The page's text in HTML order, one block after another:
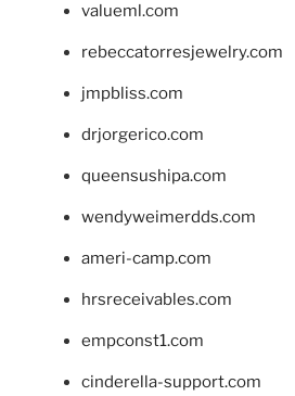
valueml.com
rebeccatorresjewelry.com
jmpbliss.com
drjorgerico.com
queensushipa.com
wendyweimerdds.com
ameri-camp.com
hrsreceivables.com
empconst1.com
cinderella-support.com